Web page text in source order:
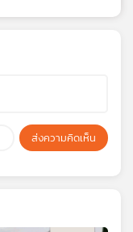
ส่งความคิดเห็น